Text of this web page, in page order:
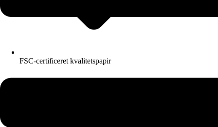
FSC-certificeret kvalitetspapir